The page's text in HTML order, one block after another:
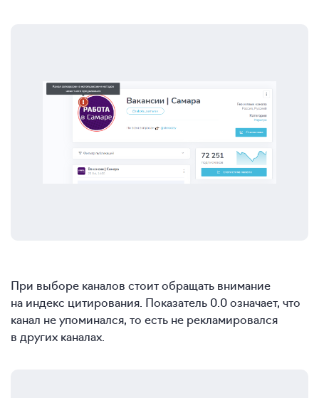
При выборе каналов стоит обращать внимание
на индекс цитирования. Показатель 0.0 означает, что
канал не упоминался, то есть не рекламировался
в других каналах.